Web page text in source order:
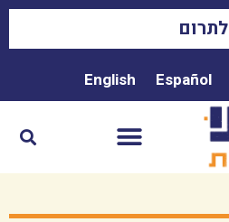
לתרום
Español
English